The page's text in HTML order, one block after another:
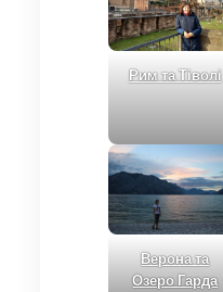
Рим та Тіволі
Верона та
Озеро Гарда